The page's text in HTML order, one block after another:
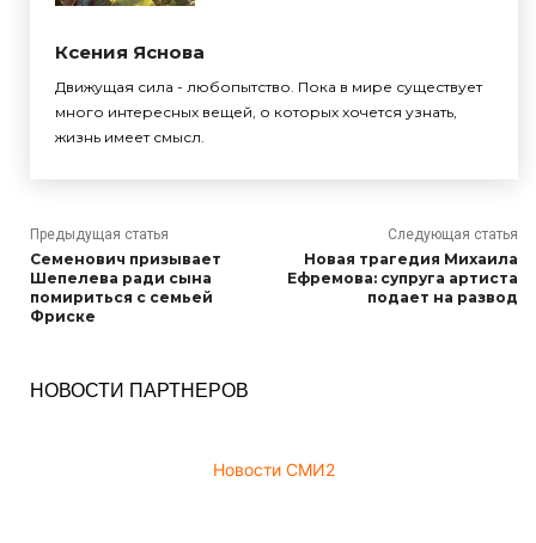
Ксения Яснова
Движущая сила - любопытство. Пока в мире существует
много интересных вещей, о которых хочется узнать,
жизнь имеет смысл.
Предыдущая статья
Семенович призывает
Шепелева ради сына
помириться с семьей
Фриске
Следующая статья
Новая трагедия Михаила
Ефремова: супруга артиста
подает на развод
НОВОСТИ ПАРТНЕРОВ
Новости СМИ2